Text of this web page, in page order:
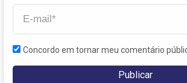
Concordo em tornar meu comentário